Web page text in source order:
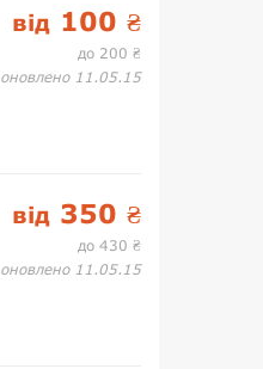
від 100 ₴
до 200 ₴
оновлено 11.05.15
від 350 ₴
до 430 ₴
оновлено 11.05.15